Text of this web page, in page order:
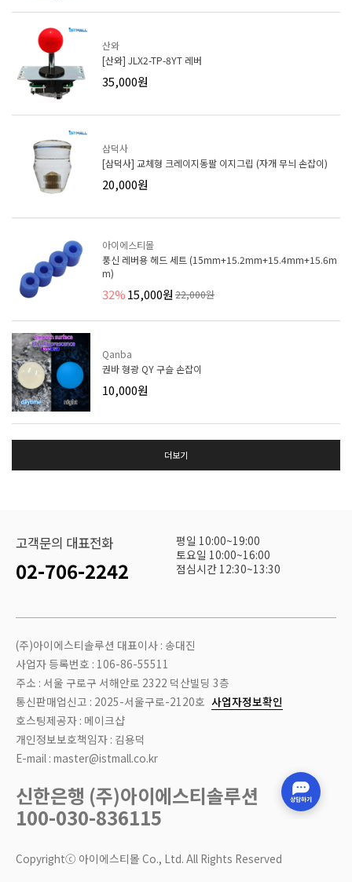
산와
[산와] JLX2-TP-8YT 레버
35,000원
삼덕사
[삼덕사] 교체형 크레이지동팔 이지그립 (자개 무늬 손잡이)
20,000원
아이에스티몰
풍신 레버용 헤드 세트 (15mm+15.2mm+15.4mm+15.6m
m)
32%15,000원 22,000원
Qanba
권바 형광 QY 구슬 손잡이
10,000원
더보기
고객문의 대표전화
02-706-2242
평일 10:00~19:00
토요일 10:00~16:00
점심시간 12:30~13:30
(주)아이에스티솔루션 대표이사 : 송대진
사업자 등록번호 : 106-86-55511
주소 : 서울 구로구 서해안로 2322 덕산빌딩 3층
통신판매업신고 : 2025-서울구로-2120호 사업자정보확인
호스팅제공자 : 메이크샵
개인정보보호책임자 : 김용덕
E-mail : master@istmall.co.kr
신한은행 (주)아이에스티솔루션
100-030-836115
Copyrightⓒ 아이에스티몰 Co., Ltd. All Rights Reserved